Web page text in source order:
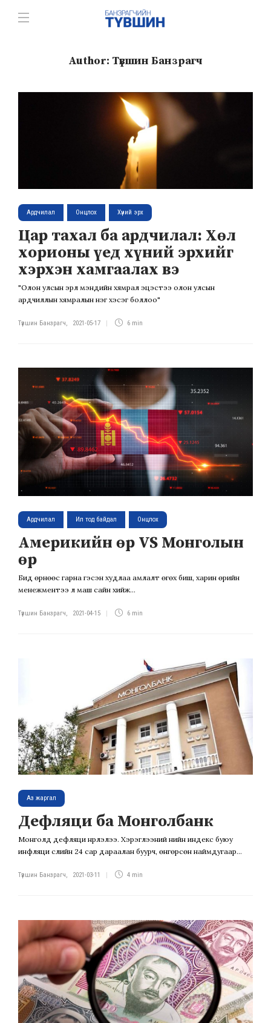
Author: Түвшин Банзрагч
Ардчилал Онцлох Хүний эрх
Цар тахал ба ардчилал: Хөл
хорионы үед хүний эрхийг
хэрхэн хамгаалах вэ
"Олон улсын эрүүл мэндийн хямрал эцэстээ олон улсын
ардчиллын хямралын нэг хэсэг боллоо"
Түвшин Банзрагч, 2021-05-17 6 min
Ардчилал Ил тод байдал Онцлох
Америкийн өр VS Монголын
өр
Бид өрнөөс гарна гэсэн худлаа амлалт өгөх биш, харин өрийн
менежментээ л маш сайн хийж...
Түвшин Банзрагч 2021-04-15 6 min
Аз жаргал
Дефляци ба Монголбанк
Монголд дефляци нүүрлэлээ. Хэрэглээний үнийн индекс буюу
инфляци сүүлийн 24 сар дараалан буурч, өнгөрсөн наймдугаар...
Түвшин Банзрагч, 2021-03-11 4 min